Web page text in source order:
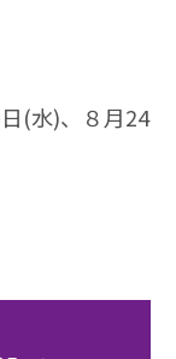
(水)、８月24